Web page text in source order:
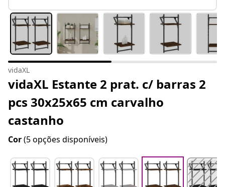
vidaXL
vidaXL Estante 2 prat. c/ barras 2
pcs 30x25x65 cm carvalho
castanho
Cor(5 opções disponíveis)